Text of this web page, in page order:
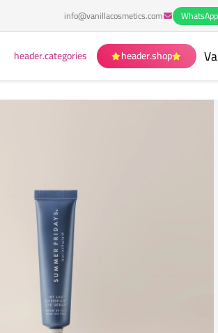
WhatsApp
info@vanillacosmetics.com
header.shop
header.categories